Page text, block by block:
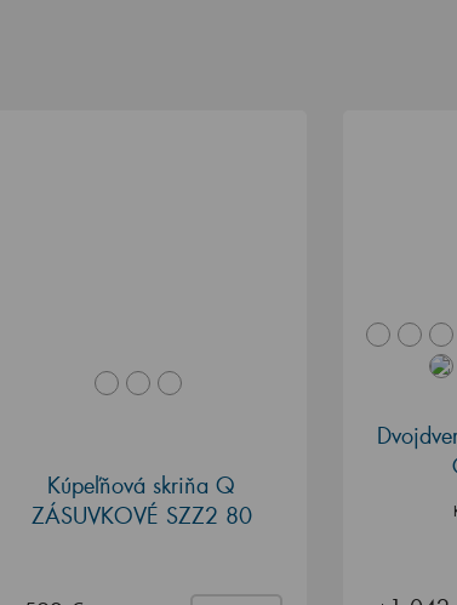
Kúpeľňová skriňa Q
ZÁSUVKOVÉ SZZ2 80